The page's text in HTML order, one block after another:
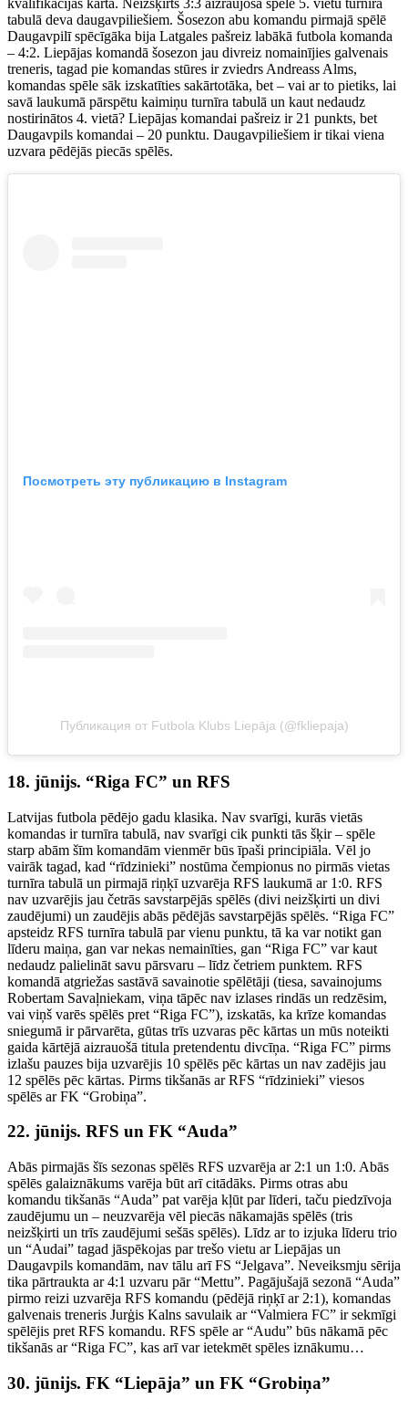
kvalifikācijas kārtā. Neizšķirts 3:3 aizraujošā spēlē 5. vietu turnīra
tabulā deva daugavpiliešiem. Šosezon abu komandu pirmajā spēlē
Daugavpilī spēcīgāka bija Latgales pašreiz labākā futbola komanda
– 4:2. Liepājas komandā šosezon jau divreiz nomainījies galvenais
treneris, tagad pie komandas stūres ir zviedrs Andreass Alms,
komandas spēle sāk izskatīties sakārtotāka, bet – vai ar to pietiks, lai
savā laukumā pārspētu kaimiņu turnīra tabulā un kaut nedaudz
nostirinātos 4. vietā? Liepājas komandai pašreiz ir 21 punkts, bet
Daugavpils komandai – 20 punktu. Daugavpiliešiem ir tikai viena
uzvara pēdējās piecās spēlēs.
Посмотреть эту публикацию в Instagram
Публикация от Futbola Klubs Liepāja (@fkliepaja)
18. jūnijs. “Riga FC” un RFS
Latvijas futbola pēdējo gadu klasika. Nav svarīgi, kurās vietās
komandas ir turnīra tabulā, nav svarīgi cik punkti tās šķir – spēle
starp abām šīm komandām vienmēr būs īpaši principiāla. Vēl jo
vairāk tagad, kad “rīdzinieki” nostūma čempionus no pirmās vietas
turnīra tabulā un pirmajā riņķī uzvarēja RFS laukumā ar 1:0. RFS
nav uzvarējis jau četrās savstarpējās spēlēs (divi neizšķirti un divi
zaudējumi) un zaudējis abās pēdējās savstarpējās spēlēs. “Riga FC”
apsteidz RFS turnīra tabulā par vienu punktu, tā ka var notikt gan
līderu maiņa, gan var nekas nemainīties, gan “Riga FC” var kaut
nedaudz palielināt savu pārsvaru – līdz četriem punktem. RFS
komandā atgriežas sastāvā savainotie spēlētāji (tiesa, savainojums
Robertam Savaļniekam, viņa tāpēc nav izlases rindās un redzēsim,
vai viņš varēs spēlēs pret “Riga FC”), izskatās, ka krīze komandas
sniegumā ir pārvarēta, gūtas trīs uzvaras pēc kārtas un mūs noteikti
gaida kārtējā aizrauošā titula pretendentu divcīņa. “Riga FC” pirms
izlašu pauzes bija uzvarējis 10 spēlēs pēc kārtas un nav zadējis jau
12 spēlēs pēc kārtas. Pirms tikšanās ar RFS “rīdzinieki” viesos
spēlēs ar FK “Grobiņa”.
22. jūnijs. RFS un FK “Auda”
Abās pirmajās šīs sezonas spēlēs RFS uzvarēja ar 2:1 un 1:0. Abās
spēlēs galaiznākums varēja būt arī citādāks. Pirms otras abu
komandu tikšanās “Auda” pat varēja kļūt par līderi, taču piedzīvoja
zaudējumu un – neuzvarēja vēl piecās nākamajās spēlēs (tris
neizšķirti un trīs zaudējumi sešās spēlēs). Līdz ar to izjuka līderu trio
un “Audai” tagad jāspēkojas par trešo vietu ar Liepājas un
Daugavpils komandām, nav tālu arī FS “Jelgava”. Neveiksmju sērija
tika pārtraukta ar 4:1 uzvaru pār “Mettu”. Pagājušajā sezonā “Auda”
pirmo reizi uzvarēja RFS komandu (pēdējā riņķī ar 2:1), komandas
galvenais treneris Jurģis Kalns savulaik ar “Valmiera FC” ir sekmīgi
spēlējis pret RFS komandu. RFS spēle ar “Audu” būs nākamā pēc
tikšanās ar “Riga FC”, kas arī var ietekmēt spēles iznākumu…
30. jūnijs. FK “Liepāja” un FK “Grobiņa”